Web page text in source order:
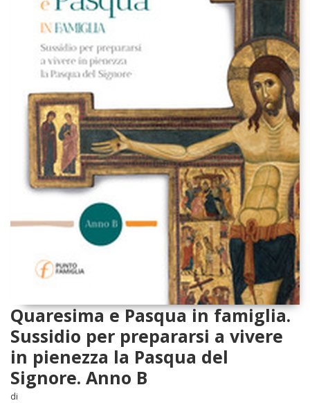
Quaresima e Pasqua in famiglia.
Sussidio per prepararsi a vivere
in pienezza la Pasqua del
Signore. Anno B
di